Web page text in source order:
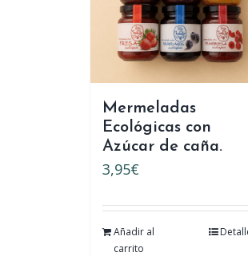
Mermeladas
Ecológicas con
Azúcar de caña.
3,95€
Añadir al
carrito